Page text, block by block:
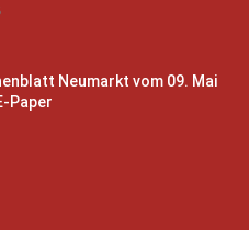
Neumarkt vom 09. Mai
Paper